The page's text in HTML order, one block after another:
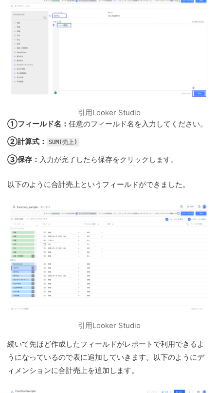
引用Looker Studio
①フィールド名： 任意のフィールド名を入力してください。
②計算式：
SUM(売上)
③保存： 入力が完了したら保存をクリックします。
以下のように合計売上というフィールドができました。
引用Looker Studio
続いて先ほど作成したフィールドがレポートで利用できるよ
うになっているので表に追加していきます。以下のようにデ
ィメンションに合計売上を追加します。